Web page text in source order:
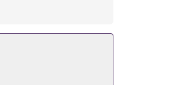
dall'aeroporto